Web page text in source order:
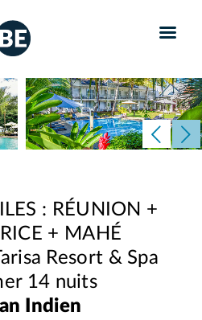
: RÉUNION +
+ MAHÉ
Resort & Spa
14 nuits
Indien